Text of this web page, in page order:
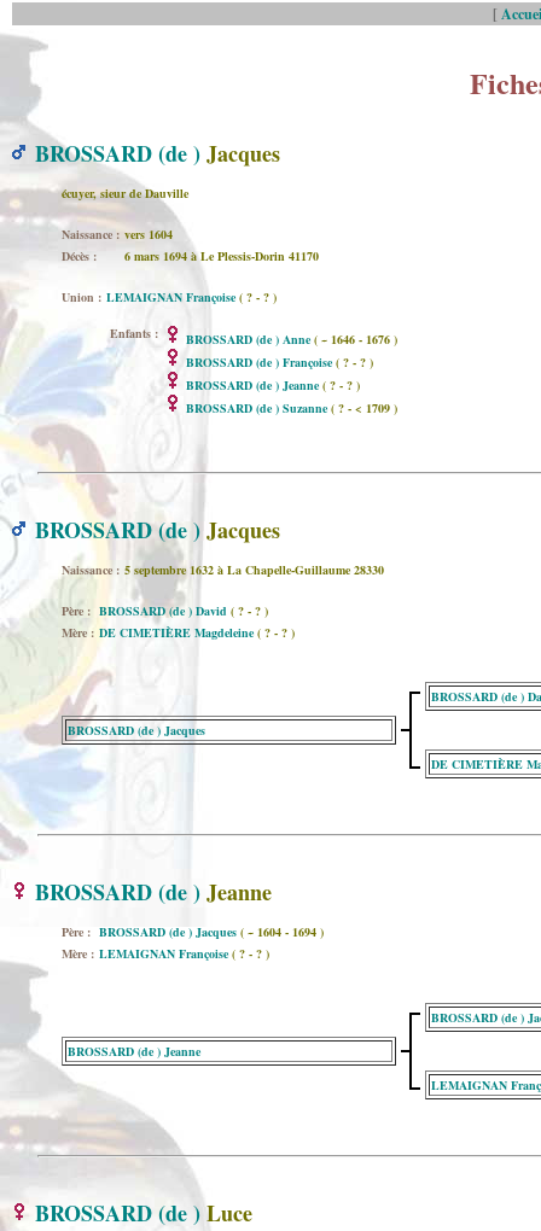
[
BROSSARD (de )Jacques
écuyer, sieur de Dauville
Naissance : vers 1604
Décès :
6 mars 1694 à Le Plessis-Dorin 41170
Union : LEMAIGNAN Françoise ( ? - ? )
Enfants : BROSSARD (de ) Anne ( ~ 1646 - 1676 )
BROSSARD (de ) Françoise ( ? - ? )
BROSSARD (de ) Jeanne ( ? - ? )
BROSSARD (de ) Suzanne ( ? - < 1709 )
BROSSARD (de )Jacques
Naissance : 5 septembre 1632 à La Chapelle-Guillaume 28330
Père : BROSSARD (de ) David ( ? - ? )
Mère : DE CIMETIÈRE Magdeleine ( ? - ? )
BROSSARD (de ) Jacques
BROSSARD (de )
DE CIMETIÈRE
BROSSARD (de )Jeanne
Père : BROSSARD (de ) Jacques ( ~ 1604 - 1694 )
Mère : LEMAIGNAN Françoise ( ? - ? )
BROSSARD (de ) Jeanne
BROSSARD (de )
LEMAIGNAN
BROSSARD (de )Luce